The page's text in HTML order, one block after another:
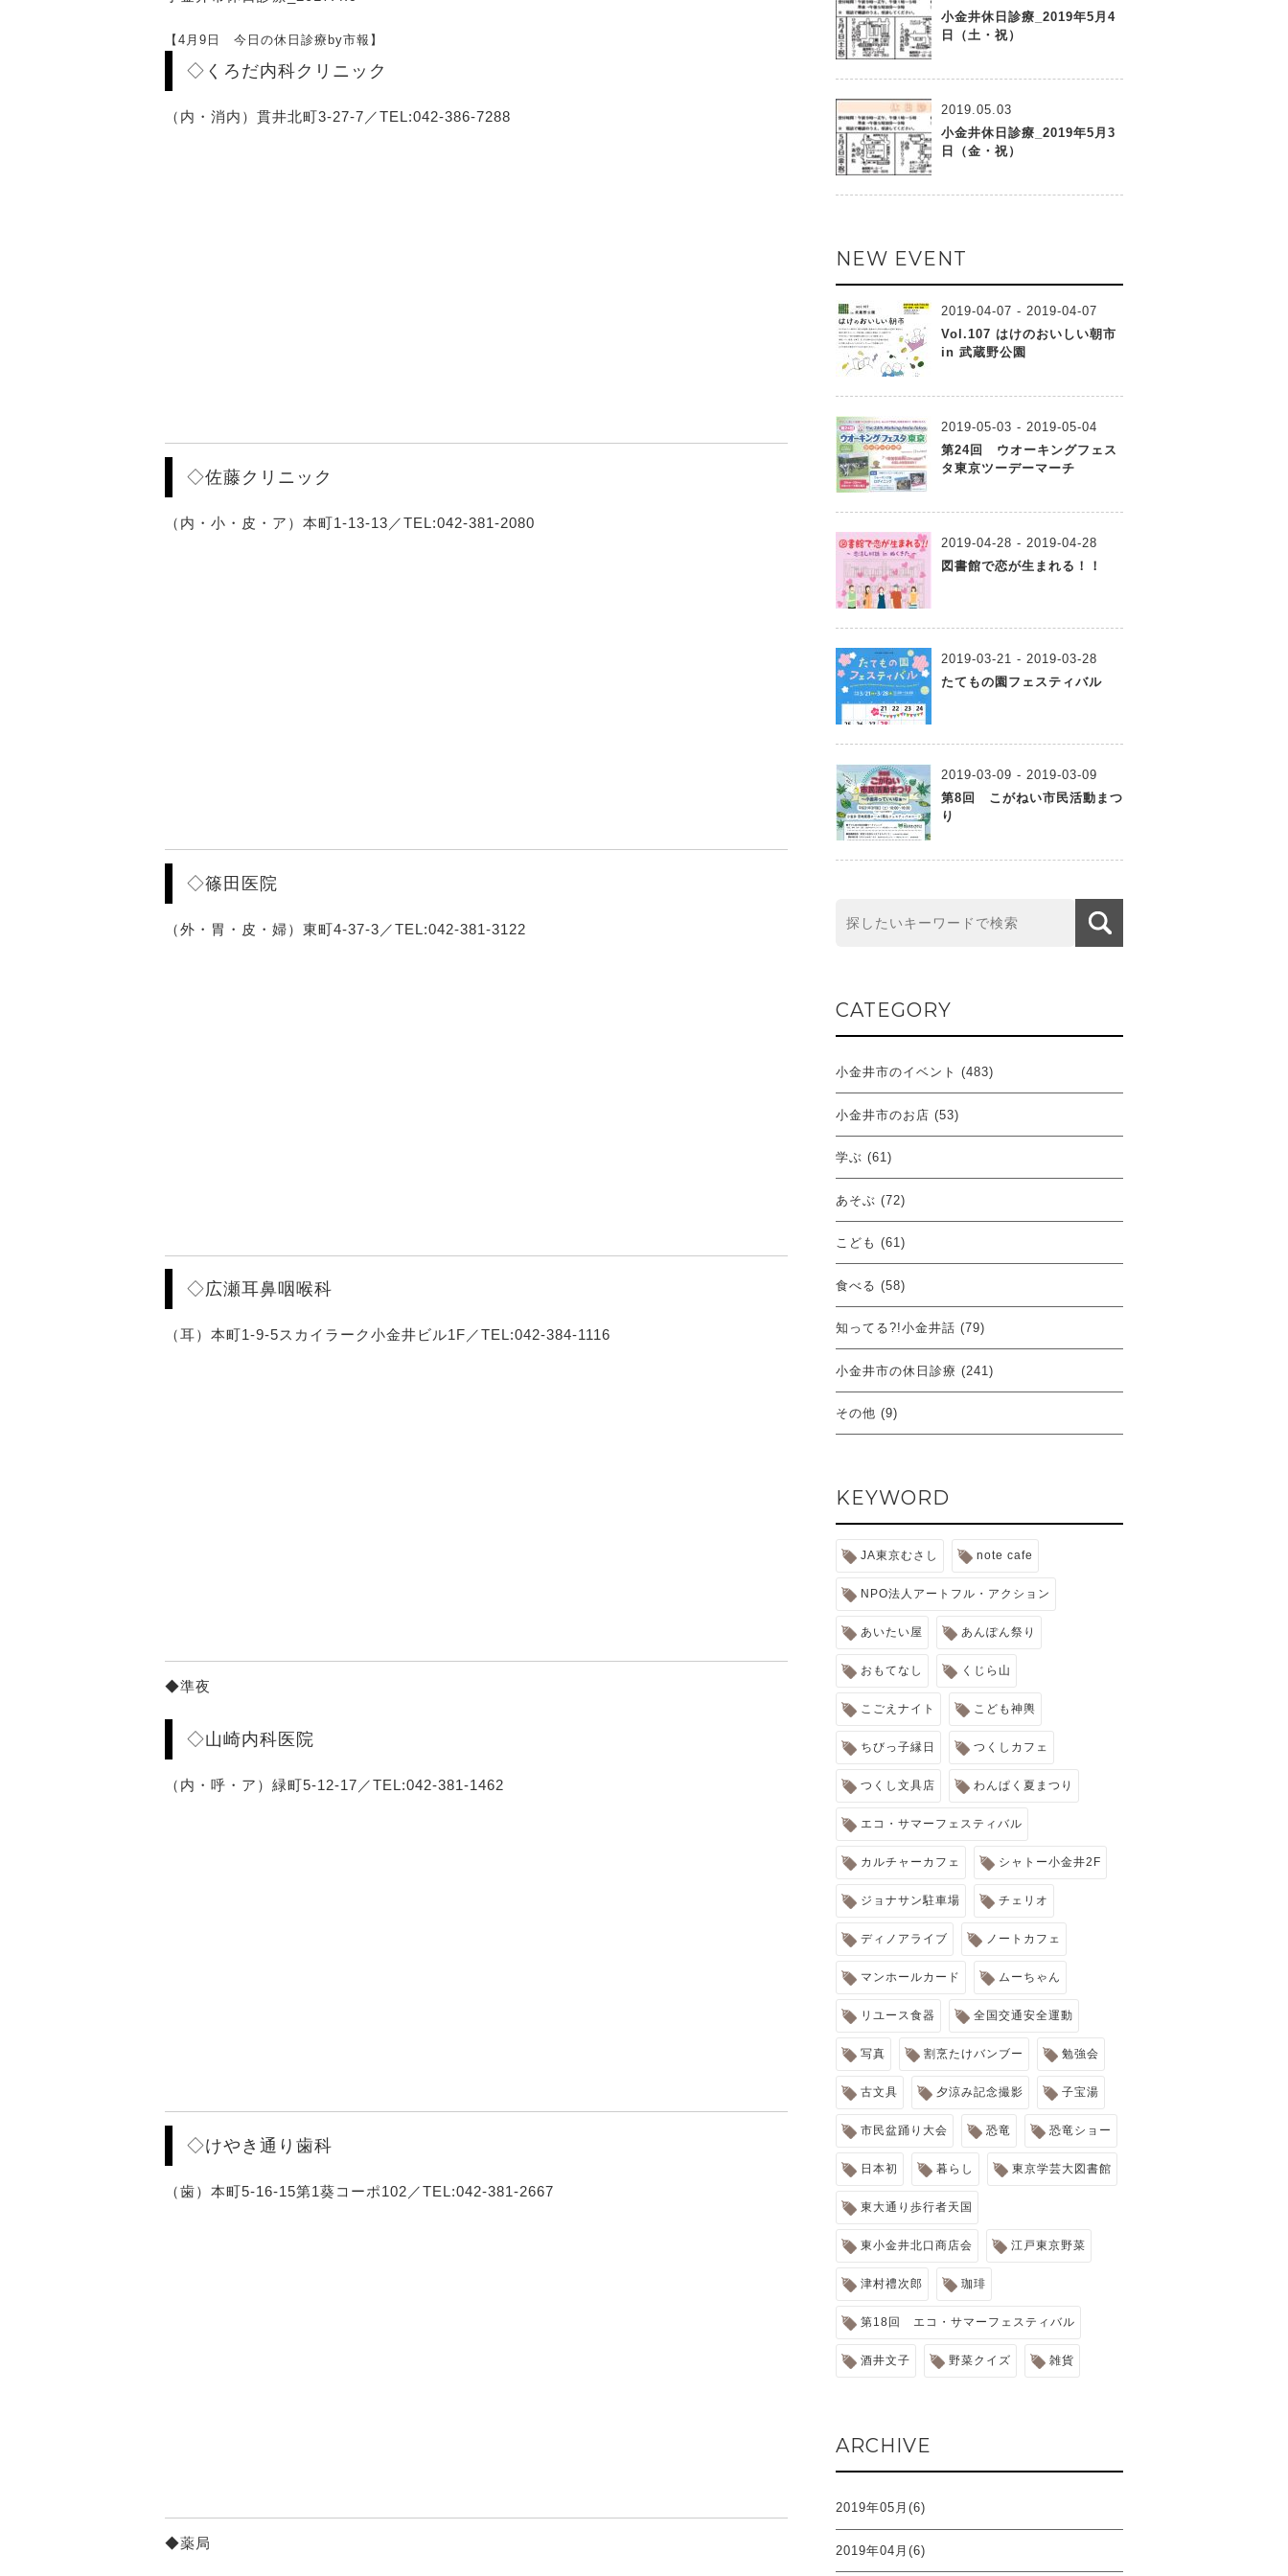
【4月9日 今日の休日診療by市報】
◇くろだ内科クリニック
（内・消内）貫井北町3-27-7／TEL:042-386-7288
◇佐藤クリニック
（内・小・皮・ア）本町1-13-13／TEL:042-381-2080
◇篠田医院
（外・胃・皮・婦）東町4-37-3／TEL:042-381-3122
◇広瀬耳鼻咽喉科
（耳）本町1-9-5スカイラーク小金井ビル1F／TEL:042-384-1116
◆準夜
◇山崎内科医院
（内・呼・ア）緑町5-12-17／TEL:042-381-1462
◇けやき通り歯科
（歯）本町5-16-15第1葵コーポ102／TEL:042-381-2667
◆薬局
小金井休日診療_2019年5月4
日（土・祝）
2019.05.03
小金井休日診療_2019年5月3
日（金・祝）
NEW EVENT
2019-04-07 - 2019-04-07
Vol.107 はけのおいしい朝市
in 武蔵野公園
2019-05-03 - 2019-05-04
第24回 ウオーキングフェス
タ東京ツーデーマーチ
2019-04-28 - 2019-04-28
図書館で恋が生まれる！！
2019-03-21 - 2019-03-28
たてもの園フェスティバル
2019-03-09 - 2019-03-09
第8回 こがねい市民活動まつ
り
CATEGORY
小金井市のイベント (483)
小金井市のお店 (53)
学ぶ (61)
あそぶ (72)
こども (61)
食べる (58)
知ってる?!小金井話 (79)
小金井市の休日診療 (241)
その他 (9)
KEYWORD
JA東京むさし note cafe
NPO法人アートフル・アクション
あいたい屋 あんぽん祭り
おもてなし くじら山
こごえナイト こども神輿
ちびっ子縁日 つくしカフェ
つくし文具店 わんぱく夏まつり
エコ・サマーフェスティバル
カルチャーカフェ シャトー小金井2F
ジョナサン駐車場 チェリオ
ディノアライブ ノートカフェ
マンホールカード ムーちゃん
リユース食器 全国交通安全運動
写真 割烹たけバンブー 勉強会
古文具 夕涼み記念撮影 子宝湯
市民盆踊り大会 恐竜 恐竜ショー
日本初 暮らし 東京学芸大図書館
東大通り歩行者天国
東小金井北口商店会 江戸東京野菜
津村禮次郎 珈琲
第18回 エコ・サマーフェスティバル
酒井文子 野菜クイズ 雑貨
ARCHIVE
2019年05月(6)
2019年04月(6)